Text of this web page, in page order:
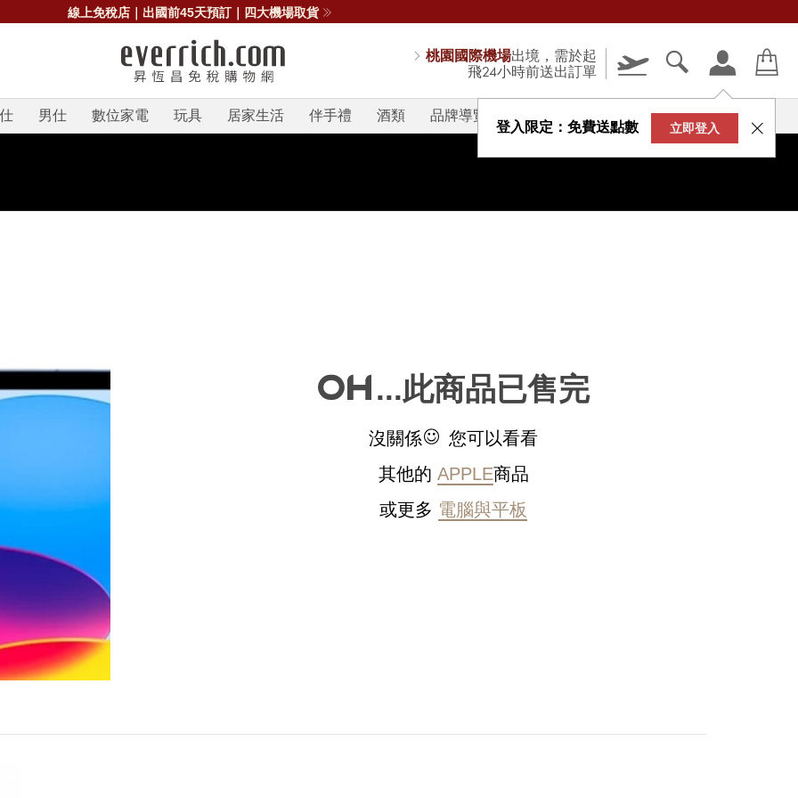
線上免稅店｜出國前45天預訂｜四大機場取貨
桃園國際機場出境，需於起
飛24小時前送出訂單
登入限定：免費送點數 立即登入
男仕 數位家電 玩具 居家生活 伴手禮 酒類 品牌導覽 V-STORY
...此商品已售完
沒關係
您可以看看
其他的 APPLE商品
或更多 電腦與平板